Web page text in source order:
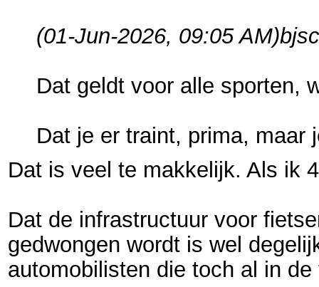
(01-Jun-2026, 09:05 AM)
Dat geldt voor alle sporten,
Dat je er traint, prima, maar
Dat is veel te makkelijk. Als ik
Dat de infrastructuur voor
gedwongen wordt is wel
automobilisten die toch al in